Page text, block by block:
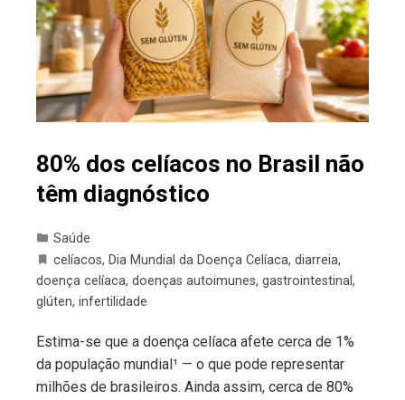
80% dos celíacos no Brasil não
têm diagnóstico
Saúde
celíacos, Dia Mundial da Doença Celíaca, diarreia,
doença celíaca, doenças autoimunes, gastrointestinal,
glúten, infertilidade
Estima-se que a doença celíaca afete cerca de 1%
da população mundial¹ — o que pode representar
milhões de brasileiros. Ainda assim, cerca de 80%